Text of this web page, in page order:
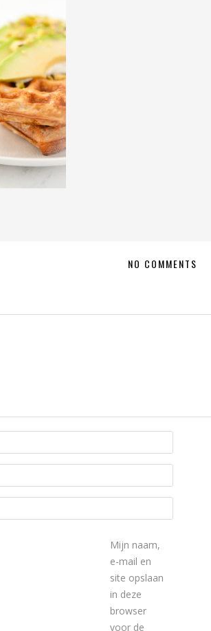
NO COMMENTS
Mijn naam,
e-mail en
site opslaan
in deze
browser
voor de